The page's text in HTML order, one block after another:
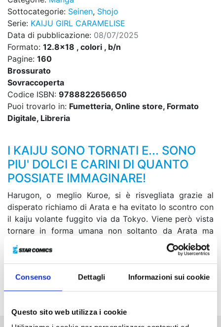
Consenso Dettagli Informazioni sui cookie
Questo sito web utilizza i cookie
Sottocategorie: Seinen, Shojo
Serie: KAIJU GIRL CARAMELISE
Data di pubblicazione: 08/07/2025
Formato: 12.8x18 , colori , b/n
Pagine: 160
Brossurato
Sovraccoperta
Codice ISBN: 9788822656650
Puoi trovarlo in: Fumetteria, Online store, Formato
Digitale, Libreria
I KAIJU SONO TORNATI E... SONO
PIU' DOLCI E CARINI DI QUANTO
POSSIATE IMMAGINARE!
Harugon, o meglio Kuroe, si è risvegliata grazie al
disperato richiamo di Arata e ha evitato lo scontro con
il kaiju volante fuggito via da Tokyo. Viene però vista
tornare in forma umana non soltanto da Arata ma
anche dalle proprie amiche. Sbigottita, decide di
fuggire e si imbatte in Rinko, sua madre. Per non
attirare altri sguardi indiscreti, viene condotta su
un’isola del Sud dove potrà finalmente conoscere il
suo segreto...